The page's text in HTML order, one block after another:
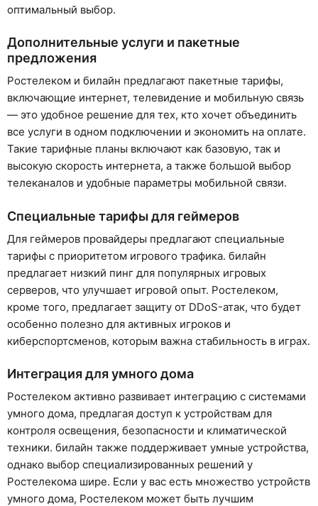
оптимальный выбор.
Дополнительные услуги и пакетные
предложения
Ростелеком и билайн предлагают пакетные тарифы,
включающие интернет, телевидение и мобильную связь
— это удобное решение для тех, кто хочет объединить
все услуги в одном подключении и экономить на оплате.
Такие тарифные планы включают как базовую, так и
высокую скорость интернета, а также большой выбор
телеканалов и удобные параметры мобильной связи.
Специальные тарифы для геймеров
Для геймеров провайдеры предлагают специальные
тарифы с приоритетом игрового трафика. билайн
предлагает низкий пинг для популярных игровых
серверов, что улучшает игровой опыт. Ростелеком,
кроме того, предлагает защиту от DDoS-атак, что будет
особенно полезно для активных игроков и
киберспортсменов, которым важна стабильность в играх.
Интеграция для умного дома
Ростелеком активно развивает интеграцию с системами
умного дома, предлагая доступ к устройствам для
контроля освещения, безопасности и климатической
техники. билайн также поддерживает умные устройства,
однако выбор специализированных решений у
Ростелекома шире. Если у вас есть множество устройств
умного дома, Ростелеком может быть лучшим